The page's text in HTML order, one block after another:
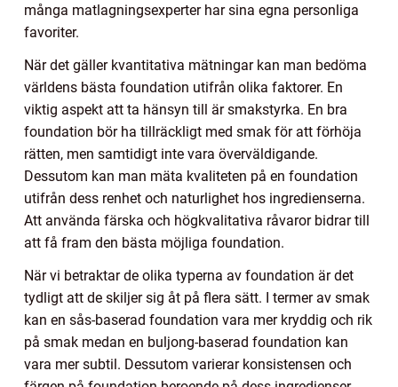
många matlagningsexperter har sina egna personliga
favoriter.
När det gäller kvantitativa mätningar kan man bedöma
världens bästa foundation utifrån olika faktorer. En
viktig aspekt att ta hänsyn till är smakstyrka. En bra
foundation bör ha tillräckligt med smak för att förhöja
rätten, men samtidigt inte vara överväldigande.
Dessutom kan man mäta kvaliteten på en foundation
utifrån dess renhet och naturlighet hos ingredienserna.
Att använda färska och högkvalitativa råvaror bidrar till
att få fram den bästa möjliga foundation.
När vi betraktar de olika typerna av foundation är det
tydligt att de skiljer sig åt på flera sätt. I termer av smak
kan en sås-baserad foundation vara mer kryddig och rik
på smak medan en buljong-baserad foundation kan
vara mer subtil. Dessutom varierar konsistensen och